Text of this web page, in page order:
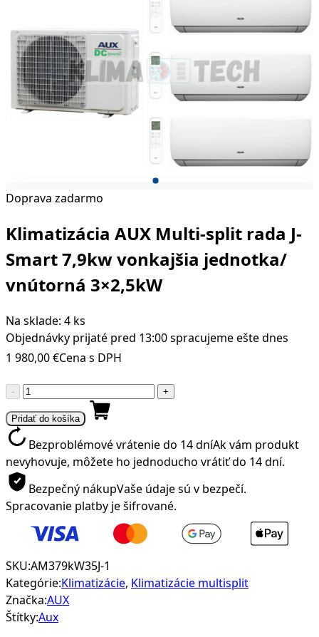
Doprava zadarmo
Klimatizácia AUX Multi-split rada J-
Smart 7,9kw vonkajšia jednotka/
vnútorná 3×2,5kW
Na sklade: 4 ks
Objednávky prijaté pred 13:00 spracujeme ešte dnes
1 980,00€Cena s DPH
-
množstvo
AUX
Multi-
split
rada
J-
Smart
7,9kw
vonkajšia
jednotka/
vnútorná
3x2,5kW
+
Pridať do košíka
Bezproblémové vrátenie do 14 dníAk vám produkt
nevyhovuje, môžete ho jednoducho vrátiť do 14 dní.
Bezpečný nákupVaše údaje sú v bezpečí.
Spracovanie platby je šifrované.
SKU:AM379kW35J-1
Kategórie:Klimatizácie, Klimatizácie multisplit
Značka:AUX
Štítky:Aux